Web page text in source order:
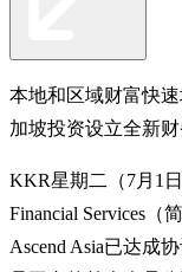
本地和区域财富快
加坡投资设立全新
KKR星期二（7月1
Financial Services（
Ascend Asia已达成